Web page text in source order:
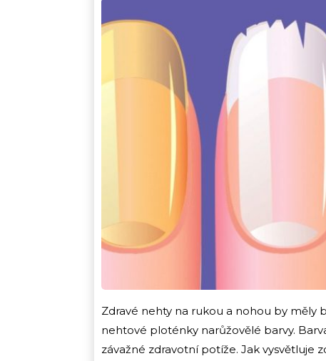
Zdravé nehty na rukou a nohou by měly
nehtové ploténky narůžovělé barvy.
závažné zdravotní potíže. Jak vysvětluje